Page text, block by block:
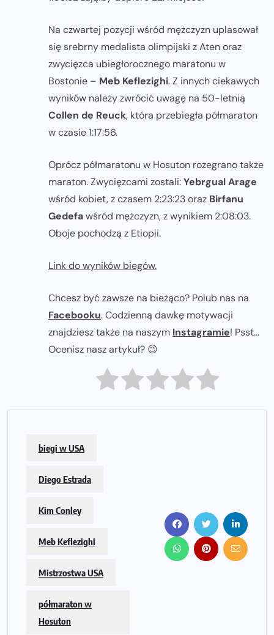
Na czwartej pozycji wśród mężczyzn uplasował
się srebrny medalista olimpijski z Aten oraz
zwycięzca ubiegłorocznego maratonu w
Bostonie – Meb Keflezighi. Z innych ciekawych
wyników należy zwrócić uwagę na 50-letnią
Collen de Reuck, która przebiegła półmaraton
w czasie 1:17:56.
Oprócz półmaratonu w Hosuton rozegrano także
maraton. Zwycięzcami zostali:Yebrgual Arage
wśród kobiet, z czasem 2:23:23 oraz Birfanu
Gedefawśród mężczyzn, z wynikiem 2:08:03.
Oboje pochodzą z Etiopii.
Link do wyników biegów.
Chcesz być zawsze na bieżąco? Polub nas na
Facebooku. Codzienną dawkę motywacji
znajdziesz także na naszym Instagramie! Psst...
Ocenisz nasz artykuł? 😉
biegi w USA
Diego Estrada
Kim Conley
Meb Keflezighi
Mistrzostwa USA
półmaraton w
Hosuton